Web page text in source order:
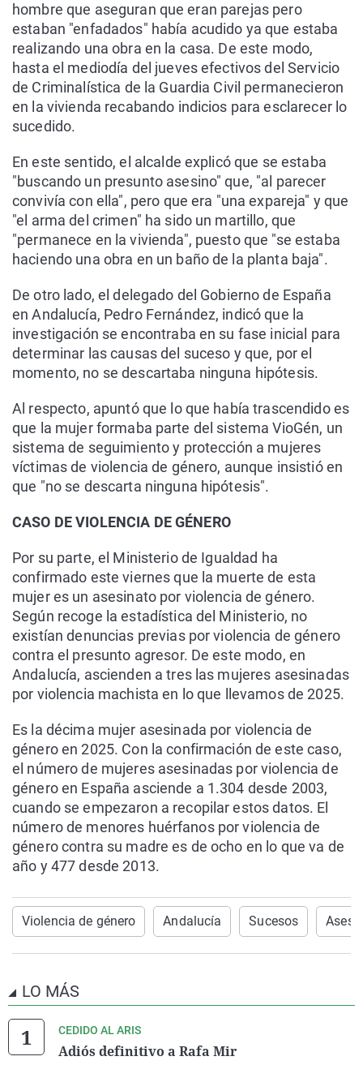
hombre que aseguran que eran parejas pero
estaban "enfadados" había acudido ya que estaba
realizando una obra en la casa. De este modo,
hasta el mediodía del jueves efectivos del Servicio
de Criminalística de la Guardia Civil permanecieron
en la vivienda recabando indicios para esclarecer lo
sucedido.
En este sentido, el alcalde explicó que se estaba
"buscando un presunto asesino" que, "al parecer
convivía con ella", pero que era "una expareja" y que
"el arma del crimen" ha sido un martillo, que
"permanece en la vivienda", puesto que "se estaba
haciendo una obra en un baño de la planta baja".
De otro lado, el delegado del Gobierno de España
en Andalucía, Pedro Fernández, indicó que la
investigación se encontraba en su fase inicial para
determinar las causas del suceso y que, por el
momento, no se descartaba ninguna hipótesis.
Al respecto, apuntó que lo que había trascendido es
que la mujer formaba parte del sistema VioGén, un
sistema de seguimiento y protección a mujeres
víctimas de violencia de género, aunque insistió en
que "no se descarta ninguna hipótesis".
CASO DE VIOLENCIA DE GÉNERO
Por su parte, el Ministerio de Igualdad ha
confirmado este viernes que la muerte de esta
mujer es un asesinato por violencia de género.
Según recoge la estadística del Ministerio, no
existían denuncias previas por violencia de género
contra el presunto agresor. De este modo, en
Andalucía, ascienden a tres las mujeres asesinadas
por violencia machista en lo que llevamos de 2025.
Es la décima mujer asesinada por violencia de
género en 2025. Con la confirmación de este caso,
el número de mujeres asesinadas por violencia de
género en España asciende a 1.304 desde 2003,
cuando se empezaron a recopilar estos datos. El
número de menores huérfanos por violencia de
género contra su madre es de ocho en lo que va de
año y 477 desde 2013.
Violencia de género Andalucía Sucesos
LO MÁS
CEDIDO AL ARIS
Adiós definitivo a Rafa Mir